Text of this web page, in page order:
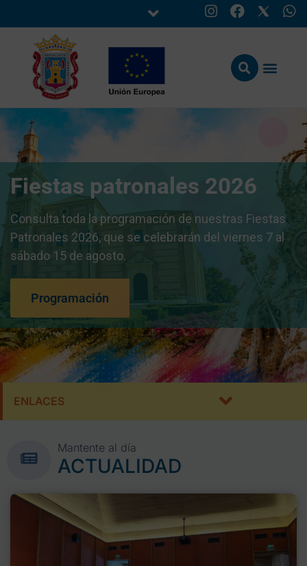
Fiestas patronales 2026
Consulta toda la programación de nuestras Fiestas
Patronales 2026, que se celebrarán del viernes 7 al
sábado 15 de agosto.
Programación
ENLACES
Mantente al día
ACTUALIDAD